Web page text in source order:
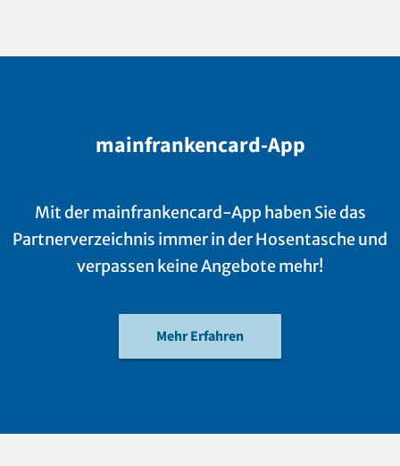
mainfrankencard-App
Mit der mainfrankencard-App haben Sie das
Partnerverzeichnis immer in der Hosentasche und
verpassen keine Angebote mehr!
Mehr Erfahren